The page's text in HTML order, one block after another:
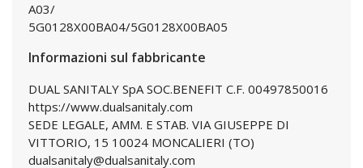
A03/
5G0128X00BA04/5G0128X00BA05
Informazioni sul fabbricante
DUAL SANITALY SpA SOC.BENEFIT C.F. 00497850016
https://www.dualsanitaly.com
SEDE LEGALE, AMM. E STAB. VIA GIUSEPPE DI
VITTORIO, 15 10024 MONCALIERI (TO)
dualsanitaly@dualsanitaly.com